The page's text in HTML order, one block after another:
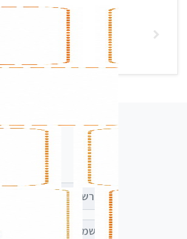
רשמו שם מלא
רשמו הודעה (אופציונלי)